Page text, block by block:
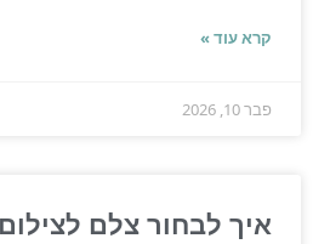
קרא עוד »
פבר 10, 2026
איך לבחור צלם